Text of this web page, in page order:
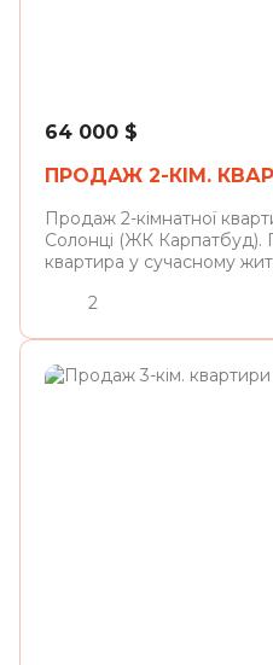
64 000 $
ПРОДАЖ 2-КІМ.
Продаж 2-кімнатної
Солонці (ЖК Карпатбуд).
квартира у сучасному
2